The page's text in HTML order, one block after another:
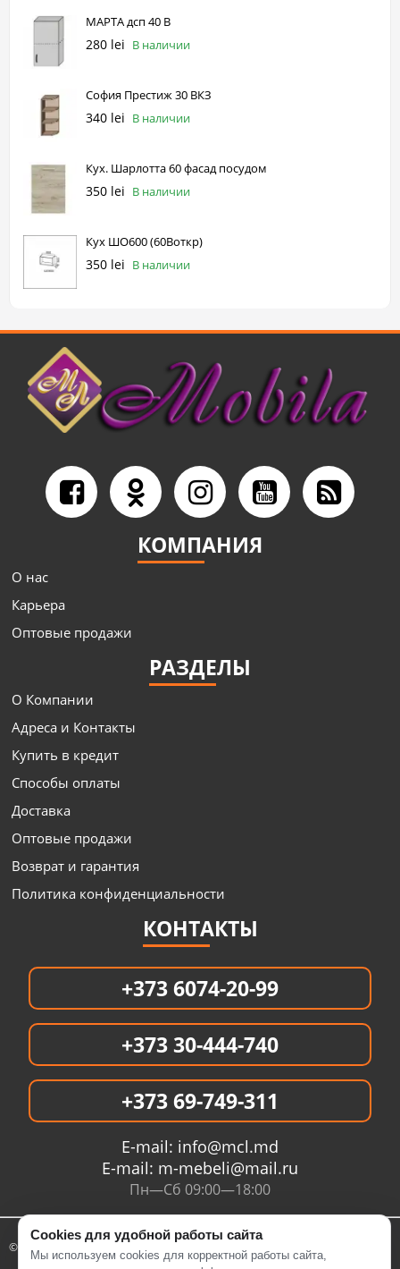
МАРТА дсп 40 В
280 lei В наличии
София Престиж 30 ВКЗ
340 lei В наличии
Кух. Шарлотта 60 фасад посудом
350 lei В наличии
Кух ШО600 (60Воткр)
350 lei В наличии
КОМПАНИЯ
О нас
Карьера
Оптовые продажи
РАЗДЕЛЫ
О Компании
Адреса и Контакты
Купить в кредит
Способы оплаты
Доставка
Оптовые продажи
Возврат и гарантия
Политика конфиденциальности
КОНТАКТЫ
+373 6074-20-99
+373 30-444-740
+373 69-749-311
E-mail: info@mcl.md
E-mail: m-mebeli@mail.ru
Пн—Сб 09:00—18:00
Cookies для удобной работы сайта
Мы используем cookies для корректной работы сайта,
© 2005- 2026 Интернет магазин MCL.MD